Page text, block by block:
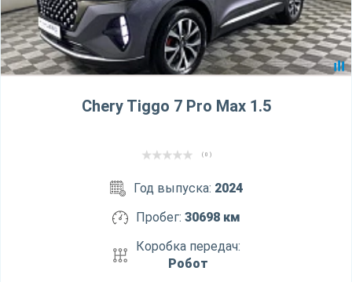
Chery Tiggo 7 Pro Max 1.5
( 0 )
Год выпуска: 2024
Пробег: 30698 км
Коробка передач:
Робот